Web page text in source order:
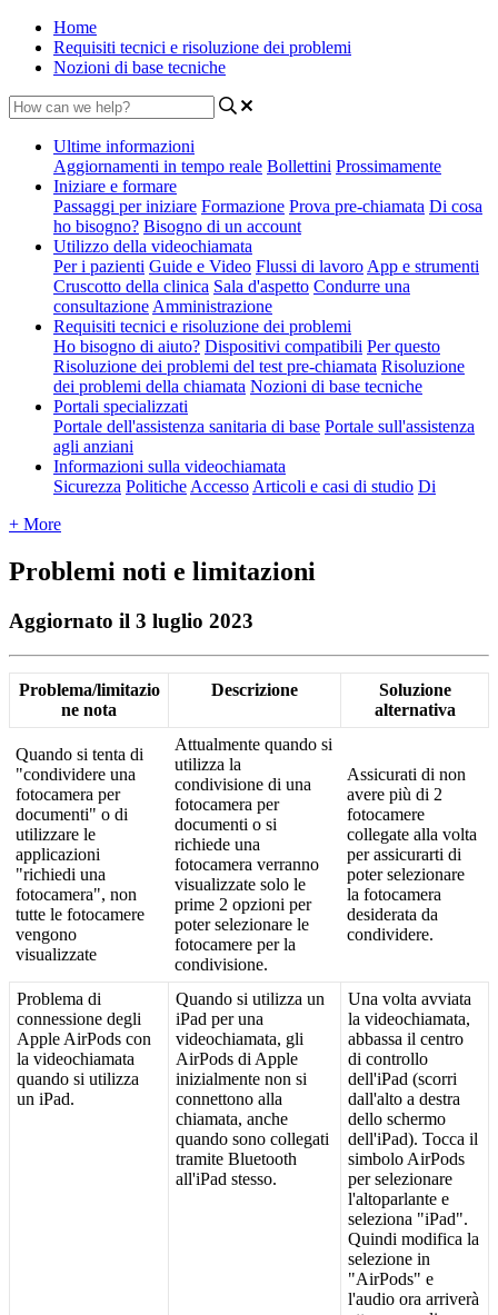
Home
Requisiti tecnici e risoluzione dei problemi
Nozioni di base tecniche
Ultime informazioni
Aggiornamenti in tempo reale Bollettini Prossimamente
Iniziare e formare
Passaggi per iniziare Formazione Prova pre-chiamata Di cosa
ho bisogno? Bisogno di un account
Utilizzo della videochiamata
Per i pazienti Guide e Video Flussi di lavoro App e strumenti
Cruscotto della clinica Sala d'aspetto Condurre una
consultazione Amministrazione
Requisiti tecnici e risoluzione dei problemi
Ho bisogno di aiuto? Dispositivi compatibili Per questo
Risoluzione dei problemi del test pre-chiamata Risoluzione
dei problemi della chiamata Nozioni di base tecniche
Portali specializzati
Portale dell'assistenza sanitaria di base Portale sull'assistenza
agli anziani
Informazioni sulla videochiamata
Sicurezza Politiche Accesso Articoli e casi di studio Di
+ More
Problemi noti e limitazioni
Aggiornato il 3 luglio 2023
Problema/limitazio
ne nota
Descrizione
Soluzione
alternativa
Quando si tenta di
"condividere una
fotocamera per
documenti" o di
utilizzare le
applicazioni
"richiedi una
fotocamera", non
tutte le fotocamere
vengono
visualizzate
Attualmente quando si
utilizza la
condivisione di una
fotocamera per
documenti o si
richiede una
fotocamera verranno
visualizzate solo le
prime 2 opzioni per
poter selezionare le
fotocamere per la
condivisione.
Assicurati di non
avere più di 2
fotocamere
collegate alla volta
per assicurarti di
poter selezionare
la fotocamera
desiderata da
condividere.
Problema di
connessione degli
Apple AirPods con
la videochiamata
quando si utilizza
un iPad.
Quando si utilizza un
iPad per una
videochiamata, gli
AirPods di Apple
inizialmente non si
connettono alla
chiamata, anche
quando sono collegati
tramite Bluetooth
all'iPad stesso.
Una volta avviata
la videochiamata,
abbassa il centro
di controllo
dell'iPad (scorri
dall'alto a destra
dello schermo
dell'iPad). Tocca il
simbolo AirPods
per selezionare
l'altoparlante e
seleziona "iPad".
Quindi modifica la
selezione in
"AirPods" e
l'audio ora arriverà